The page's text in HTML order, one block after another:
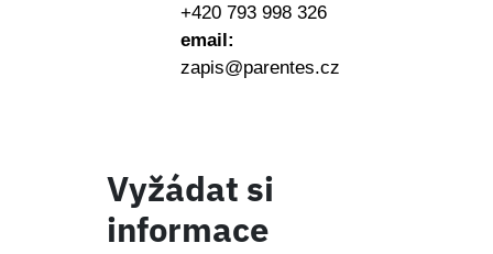
+420 793 998 326
email:
zapis@parentes.cz
Vyžádat si
informace